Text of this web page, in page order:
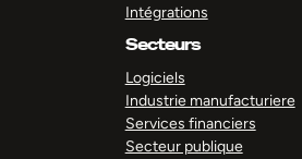
Intégrations
Secteurs
Logiciels
Industrie manufacturiere
Services financiers
Secteur publique